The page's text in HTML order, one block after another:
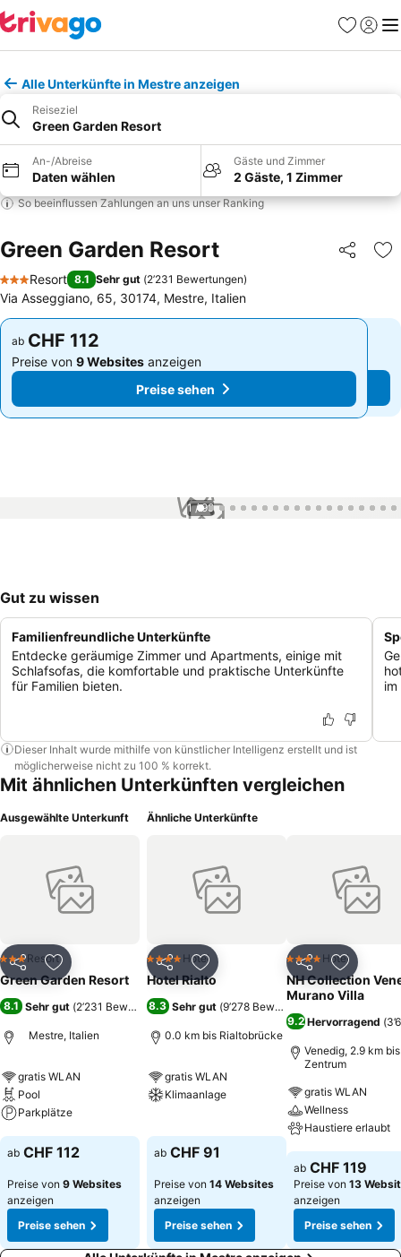
Favoriten
Alle Unterkünfte in Mestre anzeigen
Reiseziel
Green Garden Resort
An-/Abreise
Daten wählen
Gäste und Zimmer
2 Gäste, 1 Zimmer
So beeinflussen Zahlungen an uns unser Ranking
Green Garden Resort Teilen
3 Sterne
Resort 8.1 Sehr gut (2’231 Bewertungen)
Via Asseggiano, 65, 30174, Mestre, Italien
ab CHF 112
Preise von 9 Websitesanzeigen
Preise sehen
ab CHF 112
Preise von 9 Websites anzeigen
Preise sehen
1 / 99
Gut zu wissen
Familienfreundliche Unterkünfte
Entdecke geräumige Zimmer und Apartments, einige mit
Schlafsofas, die komfortable und praktische Unterkünfte
für Familien bieten.
Dieser Inhalt wurde mithilfe von künstlicher Intelligenz erstellt und ist
möglicherweise nicht zu 100 % korrekt.
Mit ähnlichen Unterkünften vergleichen
Ausgewählte Unterkunft
Teilen Zu Favoriten hinzufügen
3 SterneResort
Green Garden Resort
8.1 Sehr gut (2’231 Bewertungen)
Mestre, Italien
gratis WLAN
Pool
Parkplätze
Preise sehen
ab CHF 112
Preise von 9 Websites
anzeigen
Preise sehen
Ähnliche Unterkünfte
Teilen Zu Favoriten hinzufügen
4 SterneHotel
Hotel Rialto
8.3 Sehr gut (9’278 Bewertungen
0.0 km bis Rialtobrücke
gratis WLAN
Klimaanlage
ab CHF 91
Preise von 14 Websites
anzeigen
Preise sehen
Teilen Zu
4 SterneHotel
NH Collection
Murano Villa
9.2Hervorragend (
Venedig, 2.9 km bis
Zentrum
gratis WLAN
Wellness
Haustiere erlaubt
Preise sehen
ab CHF 119
Preise von 13
anzeigen
Preise sehen